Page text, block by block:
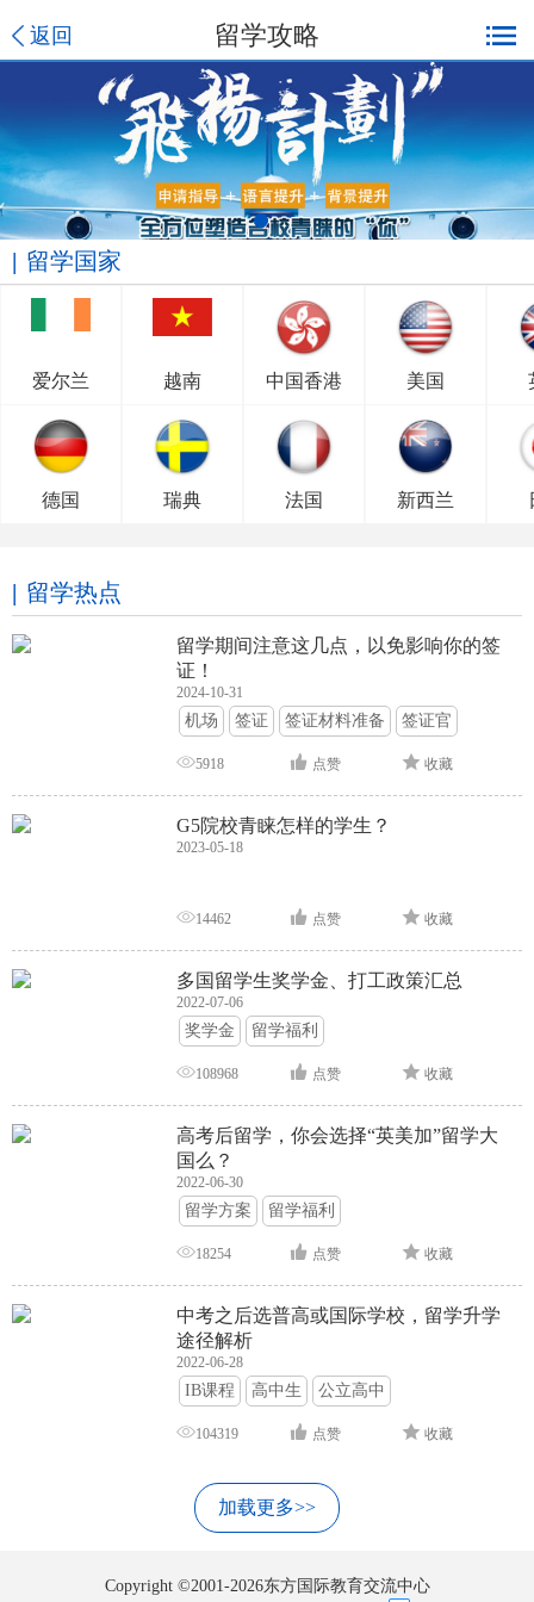
返回 留学攻略
留学国家
爱尔兰 越南 中国香港 美国
德国 瑞典 法国 新西兰
留学热点
留学期间注意这几点，以免影响你的签
证！
2024-10-31
机场 签证 签证材料准备 签证官
签证面试 签证申请攻略
5918 点赞 收藏
G5院校青睐怎样的学生？
2023-05-18
14462 点赞 收藏
多国留学生奖学金、打工政策汇总
2022-07-06
奖学金 留学福利
108968 点赞 收藏
高考后留学，你会选择“英美加”留学大
国么？
2022-06-30
留学方案 留学福利
18254 点赞 收藏
中考之后选普高或国际学校，留学升学
途径解析
2022-06-28
IB课程 高中生 公立高中
104319 点赞 收藏
加载更多>>
Copyright ©2001-2026东方国际教育交流中心